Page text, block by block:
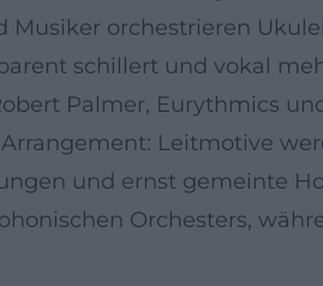
orchestrieren
schillert und vokal
Palmer, Eurythmics
Leitmotive
und ernst gemeinte
Orchesters,